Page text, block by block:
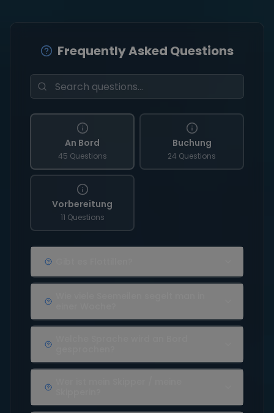
Frequently Asked Questions
An Bord
45 Questions
Buchung
24 Questions
Vorbereitung
11 Questions